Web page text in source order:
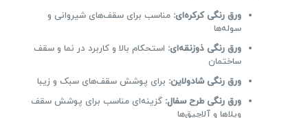
ورق رنگی کرکره‌ای: مناسب برای سقف‌های شیروانی و
سوله‌ها
ورق رنگی ذوزنقه‌ای: استحکام بالا و کاربرد در نما و سقف
ساختمان
ورق رنگی شادولاین: برای پوشش سقف‌های سبک و زیبا
ورق رنگی طرح سفال: گزینه‌ای مناسب برای پوشش سقف
ویلاها و آلاچیق‌ها